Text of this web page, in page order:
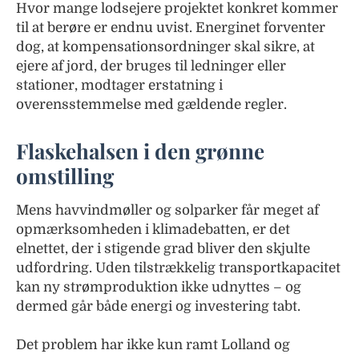
Hvor mange lodsejere projektet konkret kommer
til at berøre er endnu uvist. Energinet forventer
dog, at kompensationsordninger skal sikre, at
ejere af jord, der bruges til ledninger eller
stationer, modtager erstatning i
overensstemmelse med gældende regler.
Flaskehalsen i den grønne
omstilling
Mens havvindmøller og solparker får meget af
opmærksomheden i klimadebatten, er det
elnettet, der i stigende grad bliver den skjulte
udfordring. Uden tilstrækkelig transportkapacitet
kan ny strømproduktion ikke udnyttes – og
dermed går både energi og investering tabt.
Det problem har ikke kun ramt Lolland og